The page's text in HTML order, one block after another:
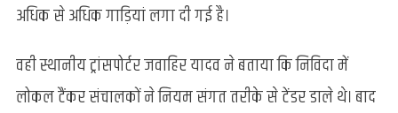
अधिक से अधिक गाड़ियां लगा दी गई है।
वही स्थानीय ट्रांसपोर्टर जवाहिर यादव ने बताया कि निविदा में
लोकल टैंकर संचालकों ने नियम संगत तरीके से टेंडर डाले थे। बाद